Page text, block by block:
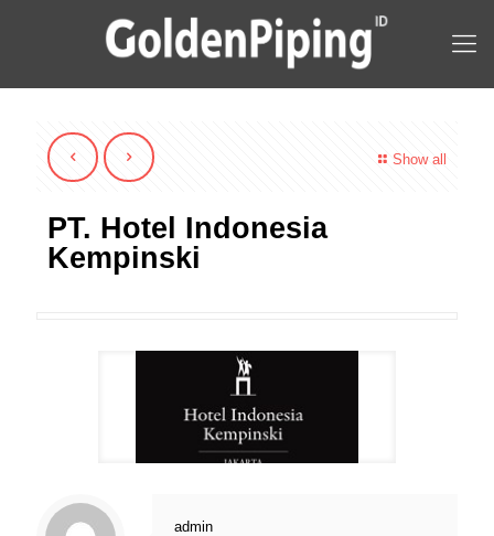
Show all
PT. Hotel Indonesia
Kempinski
admin